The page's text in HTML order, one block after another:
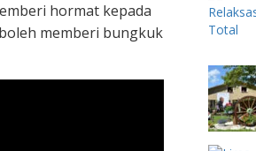
hormat kepada
memberi bungkuk